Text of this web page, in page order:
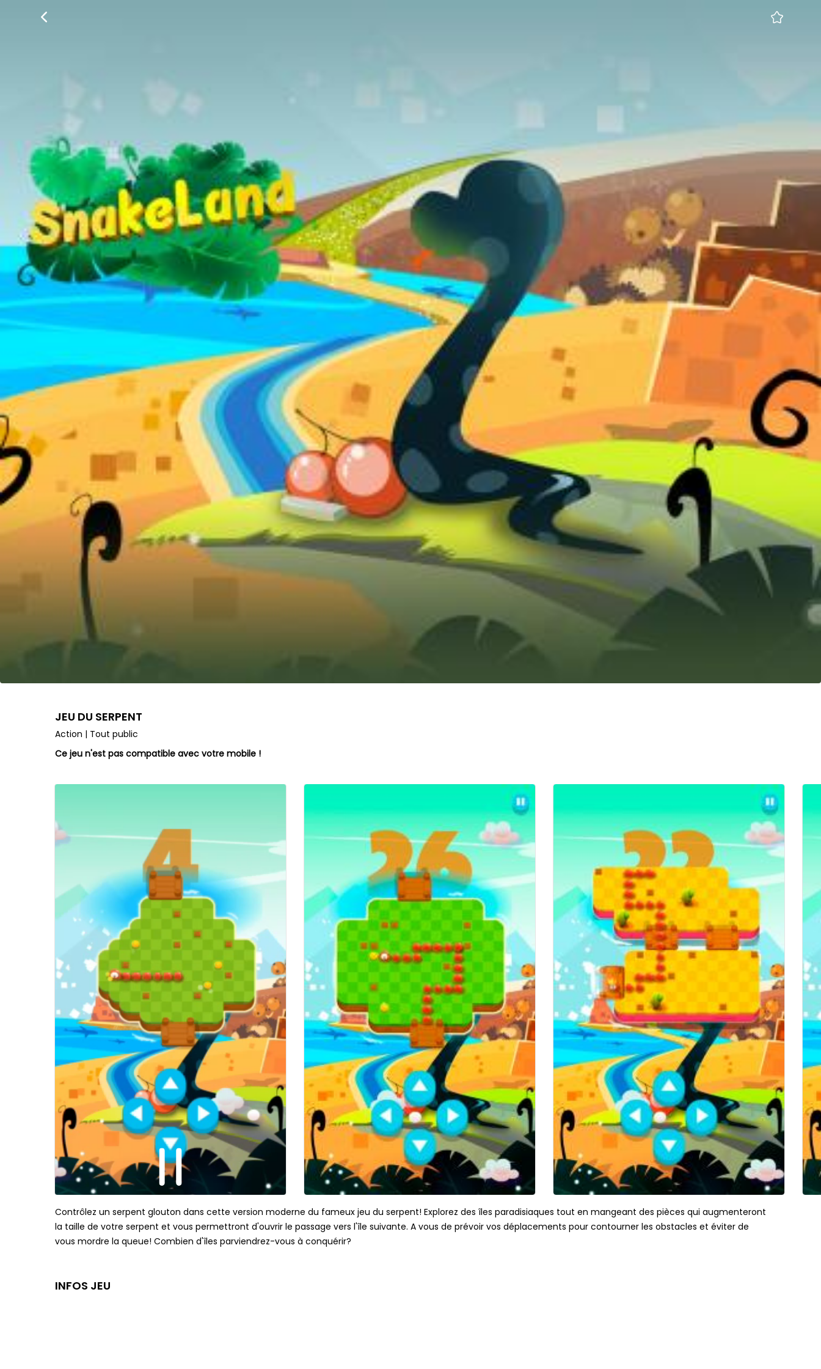
JEU DU SERPENT
Action | Tout public
Ce jeu n'est pas compatible avec votre mobile !
Contrôlez un serpent glouton dans cette version moderne du fameux jeu du serpent! Explorez des îles paradisiaques tout en mangeant des pièces qui augmenteront
la taille de votre serpent et vous permettront d'ouvrir le passage vers l'île suivante. A vous de prévoir vos déplacements pour contourner les obstacles et éviter de
vous mordre la queue! Combien d'îles parviendrez-vous à conquérir?
INFOS JEU